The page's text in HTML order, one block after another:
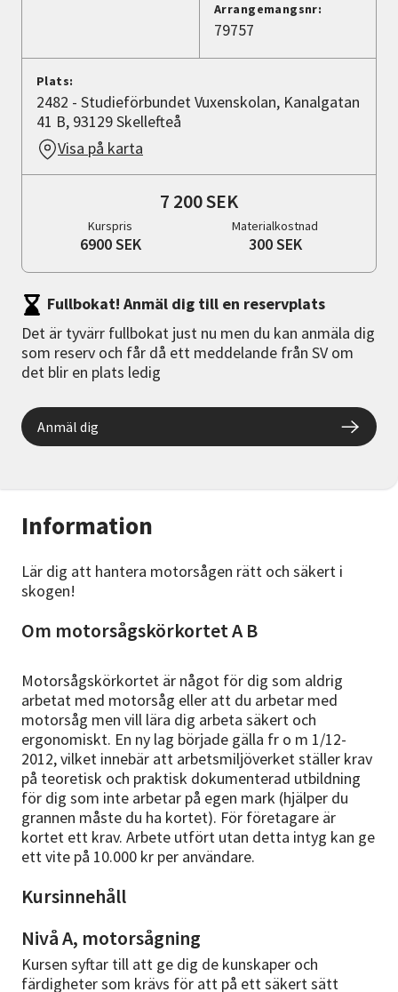
Information
Lär dig att hantera motorsågen rätt och säkert i
skogen!
Om motorsågskörkortet A B
Motorsågskörkortet är något för dig som aldrig
arbetat med motorsåg eller att du arbetar med
motorsåg men vill lära dig arbeta säkert och
ergonomiskt. En ny lag började gälla fr o m 1/12-
2012, vilket innebär att arbetsmiljöverket ställer krav
på teoretisk och praktisk dokumenterad utbildning
för dig som inte arbetar på egen mark (hjälper du
grannen måste du ha kortet). För företagare är
kortet ett krav. Arbete utfört utan detta intyg kan ge
ett vite på 10.000 kr per användare.
Kursinnehåll
Nivå A, motorsågning
Kursen syftar till att ge dig de kunskaper och
färdigheter som krävs för att på ett säkert sätt
Arrangemangsnr:
79757
Plats:
2482 - Studieförbundet Vuxenskolan, Kanalgatan
41 B, 93129 Skellefteå
Visa på karta
7 200 SEK
Kurspris
6900 SEK
Materialkostnad
300 SEK
Fullbokat! Anmäl dig till en reservplats
Det är tyvärr fullbokat just nu men du kan anmäla dig
som reserv och får då ett meddelande från SV om
det blir en plats ledig
Anmäl dig